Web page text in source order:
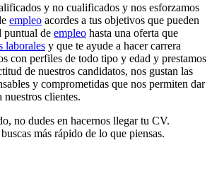
y no cualificados y nos esforzamos
empleo acordes a tus objetivos que pueden
puntual de empleo hasta una oferta que
laborales y que te ayude a hacer carrera
con perfiles de todo tipo y edad y prestamos
de nuestros candidatos, nos gustan las
y comprometidas que nos permiten dar
clientes.
no dudes en hacernos llegar tu CV.
más rápido de lo que piensas.